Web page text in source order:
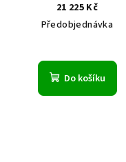
21 225 Kč
Předobjednávka
Do košíku